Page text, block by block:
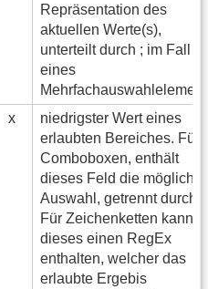
Repräsentation des
aktuellen Werte(s),
unterteilt durch ; im Fall
eines
x
niedrigster Wert eines
erlaubten Bereiches. Für
Comboboxen, enthält
dieses Feld die mögliche
Auswahl, getrennt durch |.
Für Zeichenketten kann
dieses einen RegEx
enthalten, welcher das
erlaubte Ergebis